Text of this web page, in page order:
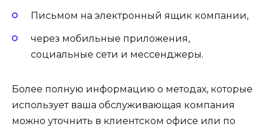
Письмом на электронный ящик компании,
через мобильные приложения,
социальные сети и мессенджеры.
Более полную информацию о методах, которые
использует ваша обслуживающая компания
можно уточнить в клиентском офисе или по